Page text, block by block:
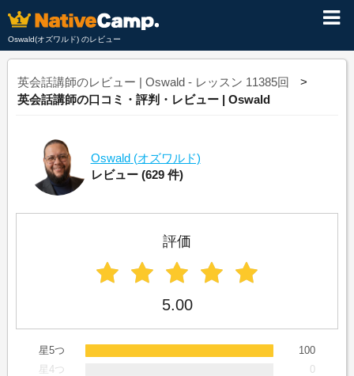
Oswald(オズワルド) のレビュー
英会話講師のレビュー | Oswald - レッスン 11385回
英会話講師の口コミ・評判・レビュー | Oswald
Oswald (オズワルド)
レビュー (629 件)
評価
5.00
星5つ
100
星4つ
0